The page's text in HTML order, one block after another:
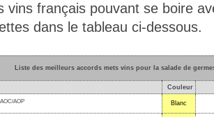
vins français pouvant se boire
dans le tableau ci-dessous.
Liste des meilleurs accords mets vins pour la salade de
Couleur
AOC/AOP Blanc